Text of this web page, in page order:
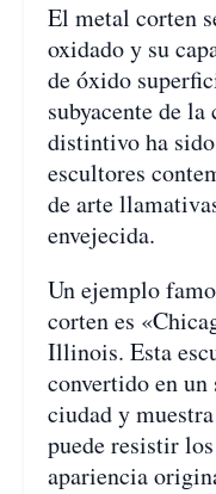
El metal corten
oxidado y su
de óxido
subyacente de
distintivo ha
escultores
de arte
envejecida.
Un ejemplo
corten es
Illinois. Esta
convertido en
ciudad y
puede resistir
apariencia